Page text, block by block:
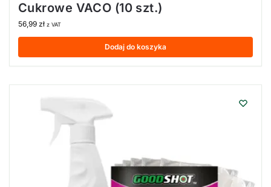
Cukrowe VACO (10 szt.)
56,99 zł z VAT
Dodaj do koszyka